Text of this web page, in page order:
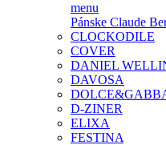
menu
Pánske Claude
CLOCKODILE
COVER
DANIEL
DAVOSA
D-ZINER
ELIXA
FESTINA